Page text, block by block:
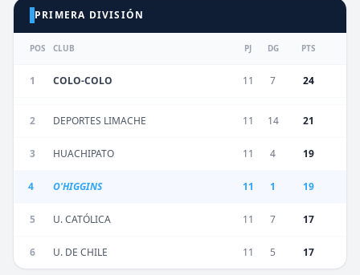
PRIMERA DIVISIÓN
POS CLUB PJ DG PTS
1 COLO-COLO 11 7 24
2 DEPORTES LIMACHE 11 14 21
3 HUACHIPATO 11 4 19
4 O'HIGGINS 11 1 19
5 U. CATÓLICA 11 7 17
6 U. DE CHILE 11 5 17